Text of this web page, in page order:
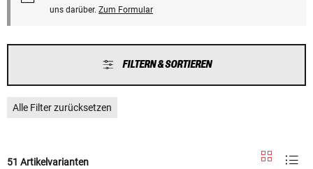
uns darüber. Zum Formular
FILTERN & SORTIEREN
Alle Filter zurücksetzen
51 Artikelvarianten